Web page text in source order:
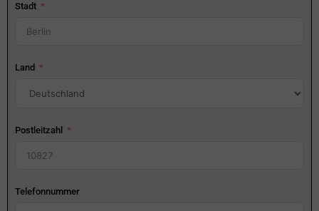
Stadt
Land
Postleitzahl
Telefonnummer